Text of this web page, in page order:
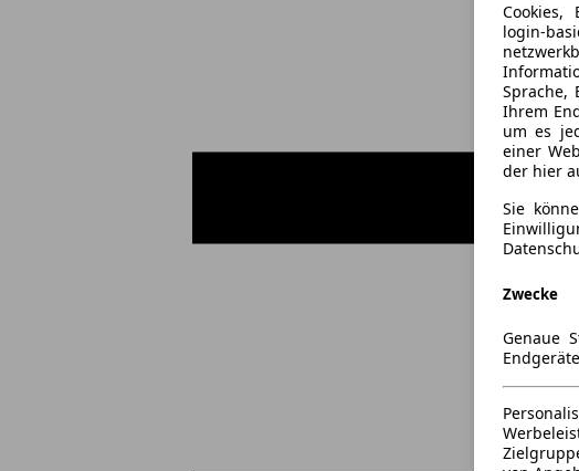
Cookies,
login-
Sprache,
Ihrem
um es
einer
der hier
Sie
Zwecke
Genaue